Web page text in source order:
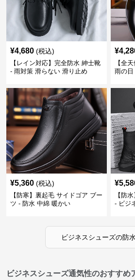
¥4,680 (税込)
【レイン対応】完全防水 紳士靴
- 雨対策 滑らない 滑り止め
¥
【全
雨の
¥5,360 (税込)
【防寒】裏起毛 サイドゴア ブー
ツ - 防水 中綿 暖かい
¥
【防
- ビジ
ビジネスシューズの防水
ビジネスシューズ通気性のおすすめ